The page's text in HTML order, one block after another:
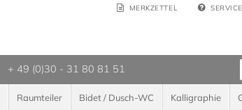
MERKZETTEL
+ 49 (0)30 - 31 80 81 51
Raumteiler Bidet / Dusch-WC Kalligraphie